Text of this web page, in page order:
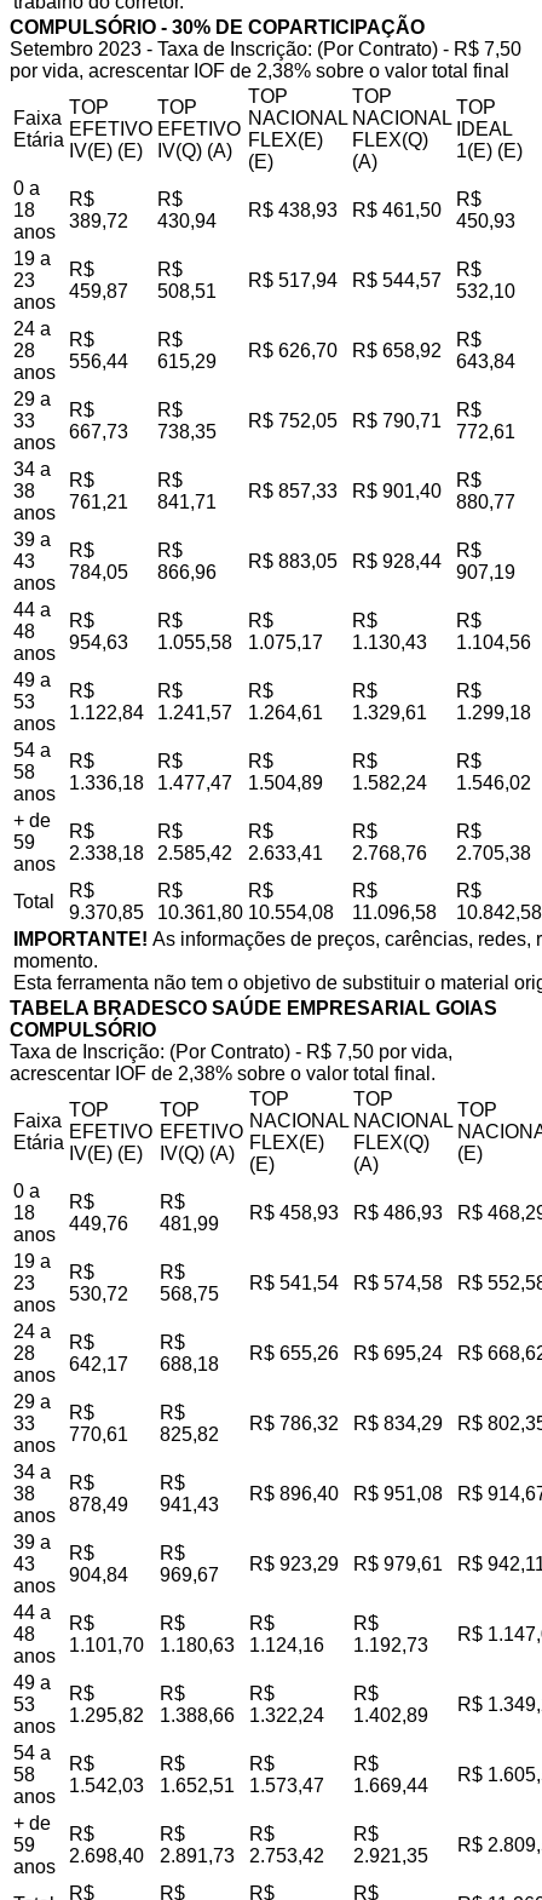
COMPULSÓRIO - 30% DE COPARTICIPAÇÃO
Setembro 2023 - Taxa de Inscrição: (Por Contrato) - R$ 7,50
por vida, acrescentar IOF de 2,38% sobre o valor total final
Faixa
Etária
TOP
EFETIVO
IV(E) (E)
TOP
EFETIVO
IV(Q) (A)
TOP
NACIONAL
FLEX(E)
(E)
TOP
NACIONAL
FLEX(Q)
(A)
TOP
IDEAL
1(E) (E)
0 a
18
anos
R$
389,72
R$
430,94
R$ 438,93 R$ 461,50
R$
450,93
19 a
23
anos
R$
459,87
R$
508,51
R$ 517,94 R$ 544,57
R$
532,10
24 a
28
anos
R$
556,44
R$
615,29
R$ 626,70 R$ 658,92
R$
643,84
29 a
33
anos
R$
667,73
R$
738,35
R$ 752,05 R$ 790,71
R$
772,61
34 a
38
anos
R$
761,21
R$
841,71
R$ 857,33 R$ 901,40
R$
880,77
39 a
43
anos
R$
784,05
R$
866,96
R$ 883,05 R$ 928,44
R$
907,19
44 a
48
anos
R$
954,63
R$
1.055,58
R$
1.075,17
R$
1.130,43
R$
1.104,56
49 a
53
anos
R$
1.122,84
R$
1.241,57
R$
1.264,61
R$
1.329,61
R$
1.299,18
54 a
58
anos
R$
1.336,18
R$
1.477,47
R$
1.504,89
R$
1.582,24
R$
1.546,02
+ de
59
anos
R$
2.338,18
R$
2.585,42
R$
2.633,41
R$
2.768,76
R$
2.705,38
Total
R$
9.370,85
R$
10.361,80
R$
10.554,08
R$
11.096,58
R$
10.842,58
IMPORTANTE! As informações de preços, carências,
momento.
Esta ferramenta não tem o objetivo de substituir o material
TABELA BRADESCO SAÚDE EMPRESARIAL GOIAS
COMPULSÓRIO
Taxa de Inscrição: (Por Contrato) - R$ 7,50 por vida,
acrescentar IOF de 2,38% sobre o valor total final.
Faixa
Etária
TOP
EFETIVO
IV(E) (E)
TOP
EFETIVO
IV(Q) (A)
TOP
NACIONAL
FLEX(E)
(E)
TOP
NACIONAL
FLEX(Q)
(A)
TOP
(E)
0 a
18
anos
R$
449,76
R$
481,99
R$ 458,93 R$ 486,93 R$
19 a
23
anos
R$
530,72
R$
568,75
R$ 541,54 R$ 574,58 R$
24 a
28
anos
R$
642,17
R$
688,18
R$ 655,26 R$ 695,24 R$
29 a
33
anos
R$
770,61
R$
825,82
R$ 786,32 R$ 834,29 R$
34 a
38
anos
R$
878,49
R$
941,43
R$ 896,40 R$ 951,08 R$
39 a
43
anos
R$
904,84
R$
969,67
R$ 923,29 R$ 979,61 R$
44 a
48
anos
R$
1.101,70
R$
1.180,63
R$
1.124,16
R$
1.192,73
R$
49 a
53
anos
R$
1.295,82
R$
1.388,66
R$
1.322,24
R$
1.402,89
R$
54 a
58
anos
R$
1.542,03
R$
1.652,51
R$
1.573,47
R$
1.669,44
R$
+ de
59
anos
R$
2.698,40
R$
2.891,73
R$
2.753,42
R$
2.921,35
R$
R$
R$
R$
R$